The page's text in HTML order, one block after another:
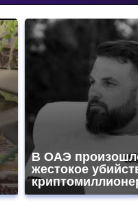
В ОАЭ
жестокое